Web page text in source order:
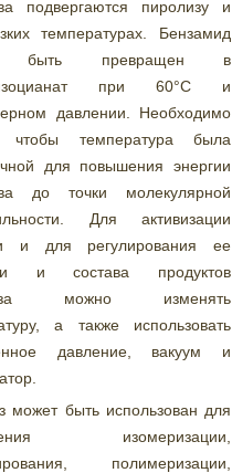
подвергаются пиролизу и
температурах. Бензамид
быть превращен в
при 60°С и
давлении. Необходимо
чтобы температура была
для повышения энергии
до точки молекулярной
Для активизации
и для регулирования ее
и состава продуктов
можно изменять
а также использовать
давление, вакуум и
может быть использован для
изомеризации,
полимеризации,